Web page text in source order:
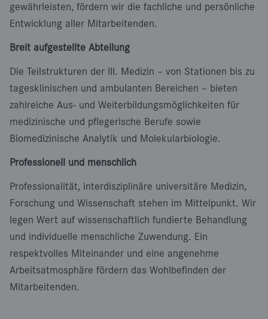
gewährleisten, fördern wir die fachliche und persönliche
Entwicklung aller Mitarbeitenden.
Breit aufgestellte Abteilung
Die Teilstrukturen der III. Medizin – von Stationen bis zu
tagesklinischen und ambulanten Bereichen – bieten
zahlreiche Aus- und Weiterbildungsmöglichkeiten für
medizinische und pflegerische Berufe sowie
Biomedizinische Analytik und Molekularbiologie.
Professionell und menschlich
Professionalität, interdisziplinäre universitäre Medizin,
Forschung und Wissenschaft stehen im Mittelpunkt. Wir
legen Wert auf wissenschaftlich fundierte Behandlung
und individuelle menschliche Zuwendung. Ein
respektvolles Miteinander und eine angenehme
Arbeitsatmosphäre fördern das Wohlbefinden der
Mitarbeitenden.